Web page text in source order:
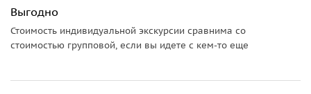
Герострата, сжегшего старинный храм этого селения,
сохранившихся дореволюционных постройках.
Выгодно
Стоимость индивидуальной экскурсии сравнима со
стоимостью групповой, если вы идете с кем-то еще